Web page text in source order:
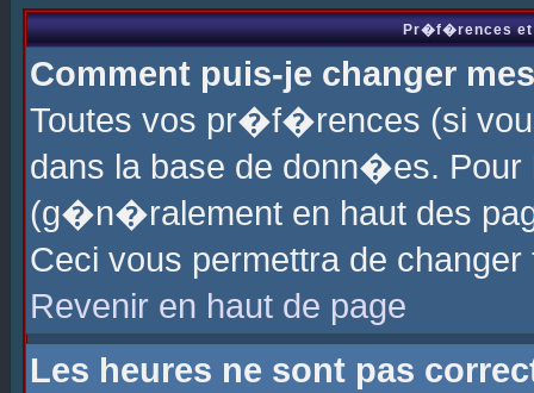
Pr�f�rences et
Comment puis-je changer
Toutes vos pr�f�rences (si
dans la base de donn�es.
(g�n�ralement en haut des
Ceci vous permettra de
Revenir en haut de page
Les heures ne sont pas